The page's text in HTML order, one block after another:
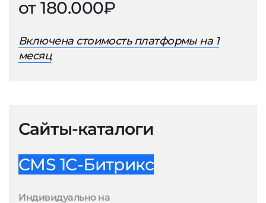
от 180.000₽
Включена стоимость платформы на 1
месяц
Сайты-каталоги
CMS 1С-Битрикс
Индивидуально на